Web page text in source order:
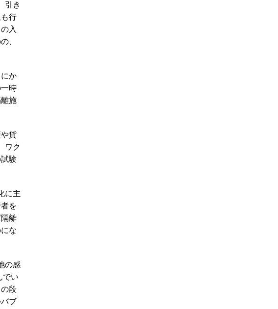
引き
行
入
、
か
時
施
貨
ワク
験
に主
を
離
な
の感
でい
段
ブ